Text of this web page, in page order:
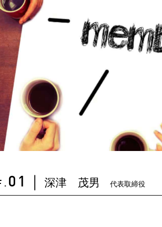
01 深津 茂男 代表取締役